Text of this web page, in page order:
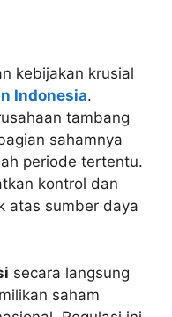
kebijakan krusial
Indonesia.
tambang
sahamnya
periode tertentu.
kontrol dan
atas sumber daya
secara langsung
saham